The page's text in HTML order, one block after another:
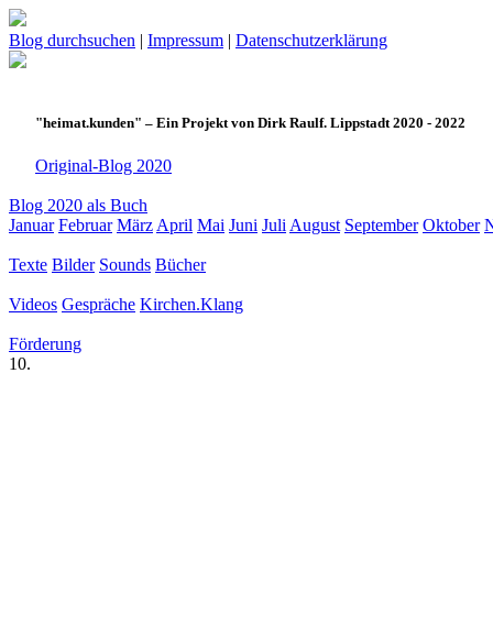
Blog durchsuchen | Impressum | Datenschutzerklärung
"heimat.kunden" – Ein Projekt von Dirk Raulf. Lippstadt 2020 - 2022
Original-Blog 2020
Blog 2020 als Buch
Januar Februar März April Mai Juni Juli August September Oktober
Texte Bilder Sounds Bücher
Videos Gespräche Kirchen.Klang
Förderung
10.